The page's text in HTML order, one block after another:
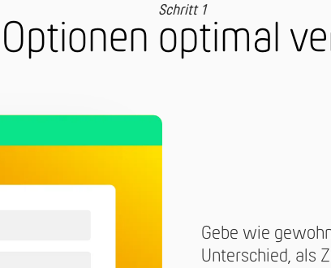
Schritt 1
optimal
Gebe wie
Unterschied, als